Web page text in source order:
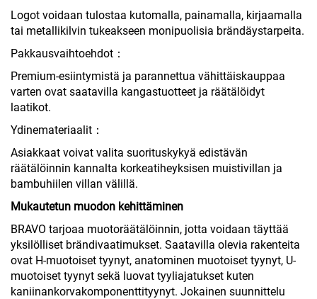
Logot voidaan tulostaa kutomalla, painamalla, kirjaamalla
tai metallikilvin tukeakseen monipuolisia brändäystarpeita.
Pakkausvaihtoehdot：
Premium-esiintymistä ja parannettua vähittäiskauppaa
varten ovat saatavilla kangastuotteet ja räätälöidyt
laatikot.
Ydinemateriaalit：
Asiakkaat voivat valita suorituskykyä edistävän
räätälöinnin kannalta korkeatiheyksisen muistivillan ja
bambuhiilen villan välillä.
Mukautetun muodon kehittäminen
BRAVO tarjoaa muotoräätälöinnin, jotta voidaan täyttää
yksilölliset brändivaatimukset. Saatavilla olevia rakenteita
ovat H-muotoiset tyynyt, anatominen muotoiset tyynyt, U-
muotoiset tyynyt sekä luovat tyyliajatukset kuten
kaniinankorvakomponenttityynyt. Jokainen suunnittelu